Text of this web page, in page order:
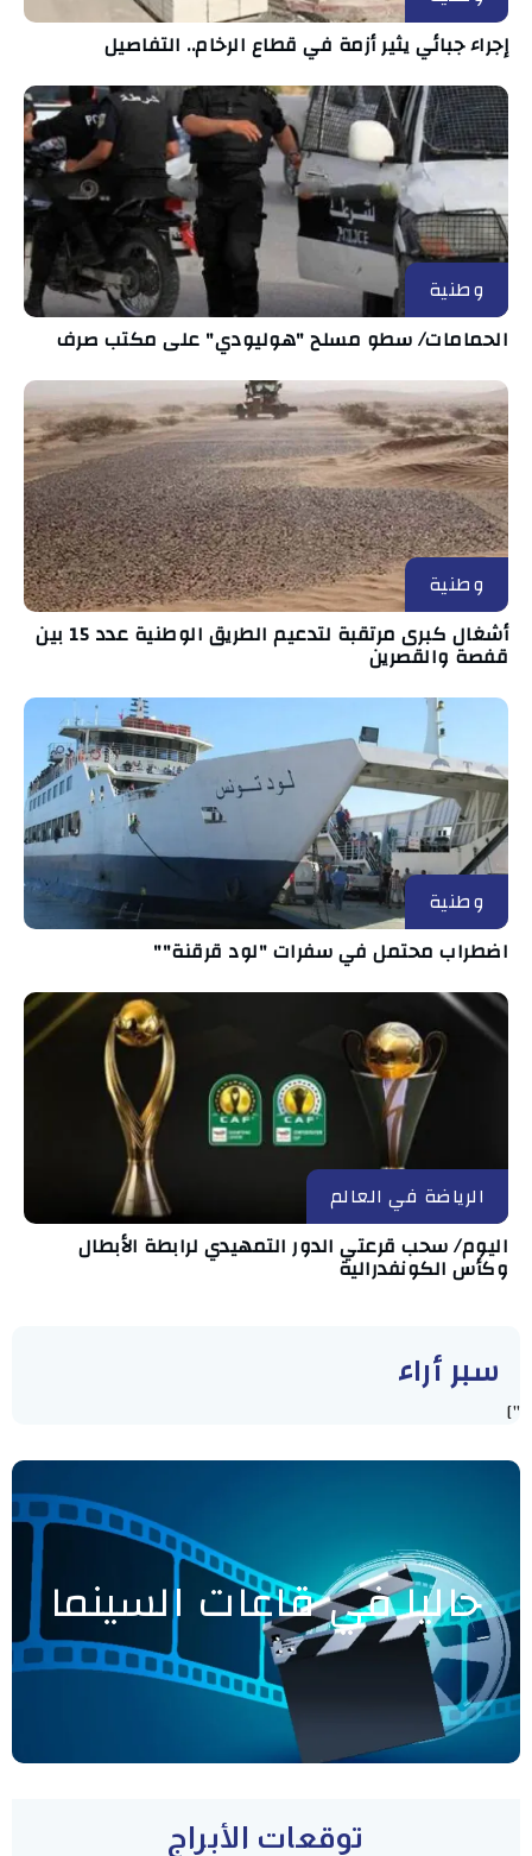
إجراء جبائي يثير أزمة في قطاع الرخام.. التفاصيل
وطنية
الحمامات/ سطو مسلح "هوليودي" على مكتب صرف
وطنية
أشغال كبرى مرتقبة لتدعيم الطريق الوطنية عدد 15 بين
قفصة والقصرين
وطنية
اضطراب محتمل في سفرات "لود قرقنة""
الرياضة في العالم
اليوم/ سحب قرعتي الدور التمهيدي لرابطة الأبطال
وكأس الكونفدرالية
سبر أراء
"]
حاليا في قاعات السينما
توقعات الأبراج